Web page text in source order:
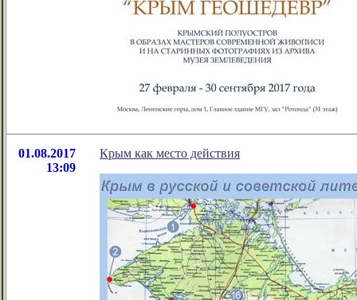
01.08.2017
13:09
Крым как место действия